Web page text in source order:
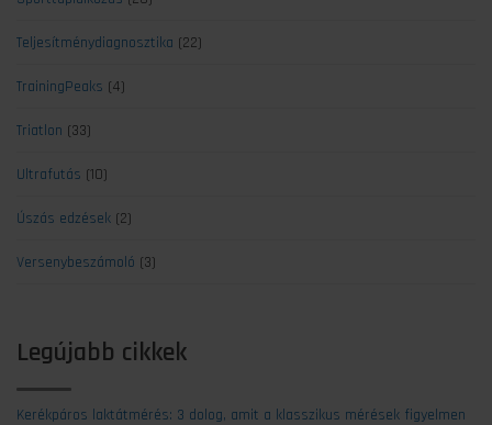
Teljesítménydiagnosztika (22)
TrainingPeaks (4)
Triatlon (33)
Ultrafutás (10)
Úszás edzések (2)
Versenybeszámoló (3)
Legújabb cikkek
Kerékpáros laktátmérés: 3 dolog, amit a klasszikus mérések figyelmen